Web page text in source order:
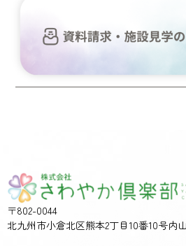
〒802-0044
北九州市小倉北区熊本2丁目10番10号内